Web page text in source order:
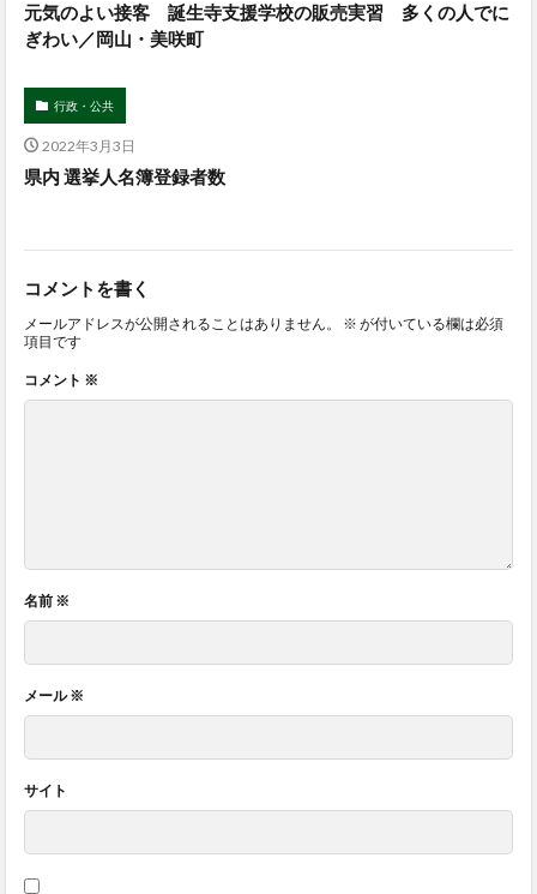
元気のよい接客 誕生寺支援学校の販売実習 多くの人でに
ぎわい／岡山・美咲町
行政・公共
2022年3月3日
県内 選挙人名簿登録者数
コメントを書く
メールアドレスが公開されることはありません。 ※ が付いている欄は必須
項目です
コメント ※
名前 ※
メール※
サイト